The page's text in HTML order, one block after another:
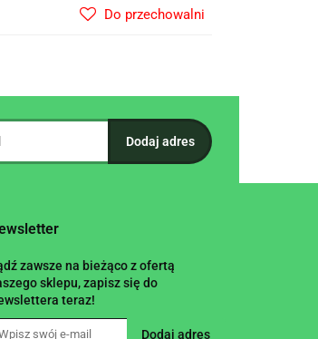
Do przechowalni
zawsze na bieżąco z ofertą
sklepu, zapisz się do
teraz!